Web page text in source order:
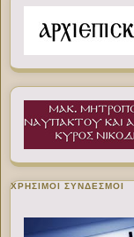
ΧΡΉΣΙΜΟΙ ΣΎΝΔΕΣΜΟΙ